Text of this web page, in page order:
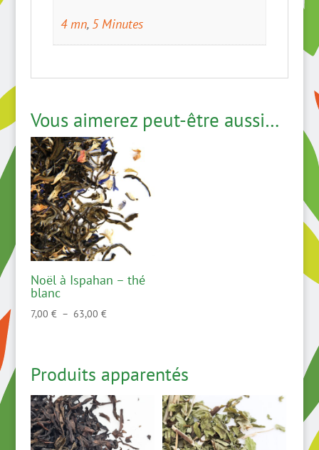
4 mn, 5 Minutes
Vous aimerez peut-être aussi…
Noël à Ispahan – thé
blanc
7,00 € – 63,00 €Plage
à
63,00 €
Produits apparentés